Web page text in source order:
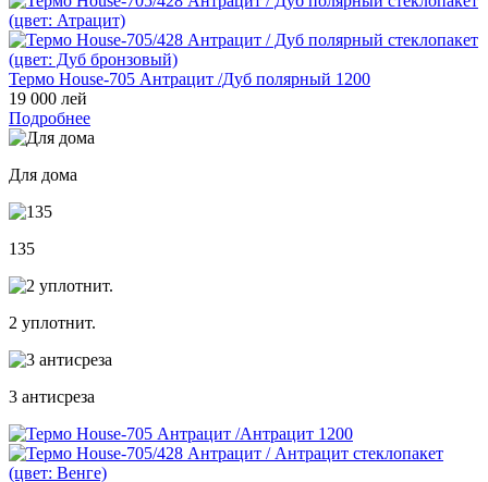
Термо House-705 Антрацит /Дуб полярный 1200
19 000 лей
Подробнее
Для дома
135
2 уплотнит.
3 антисреза